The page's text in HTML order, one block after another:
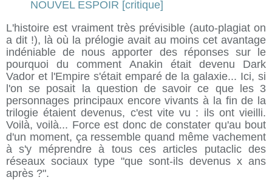
L'histoire est vraiment très prévisible (auto-plagiat on
a dit !), là où la prélogie avait au moins cet avantage
indéniable de nous apporter des réponses sur le
pourquoi du comment Anakin était devenu Dark
Vador et l'Empire s'était emparé de la galaxie... Ici, si
l'on se posait la question de savoir ce que les 3
personnages principaux encore vivants à la fin de la
trilogie étaient devenus, c'est vite vu : ils ont vieilli.
Voilà, voilà... Force est donc de constater qu'au bout
d'un moment, ça ressemble quand même vachement
à s'y méprendre à tous ces articles putaclic des
réseaux sociaux type "que sont-ils devenus x ans
après ?".